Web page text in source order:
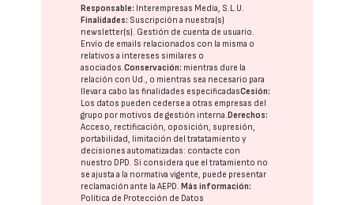
Responsable: Interempresas Media, S.L.U.
Finalidades: Suscripción a nuestra(s)
newsletter(s). Gestión de cuenta de usuario.
Envío de emails relacionados con la misma o
relativos a intereses similares o
asociados.Conservación: mientras dure la
relación con Ud., o mientras sea necesario para
llevar a cabo las finalidades especificadasCesión:
Los datos pueden cederse a otras empresas del
grupo por motivos de gestión interna. Derechos:
Acceso, rectificación, oposición, supresión,
portabilidad, limitación del tratatamiento y
decisiones automatizadas: contacte con
nuestro DPD. Si considera que el tratamiento no
se ajusta a la normativa vigente, puede presentar
reclamación ante laAEPD. Más información:
Política de Protección de Datos